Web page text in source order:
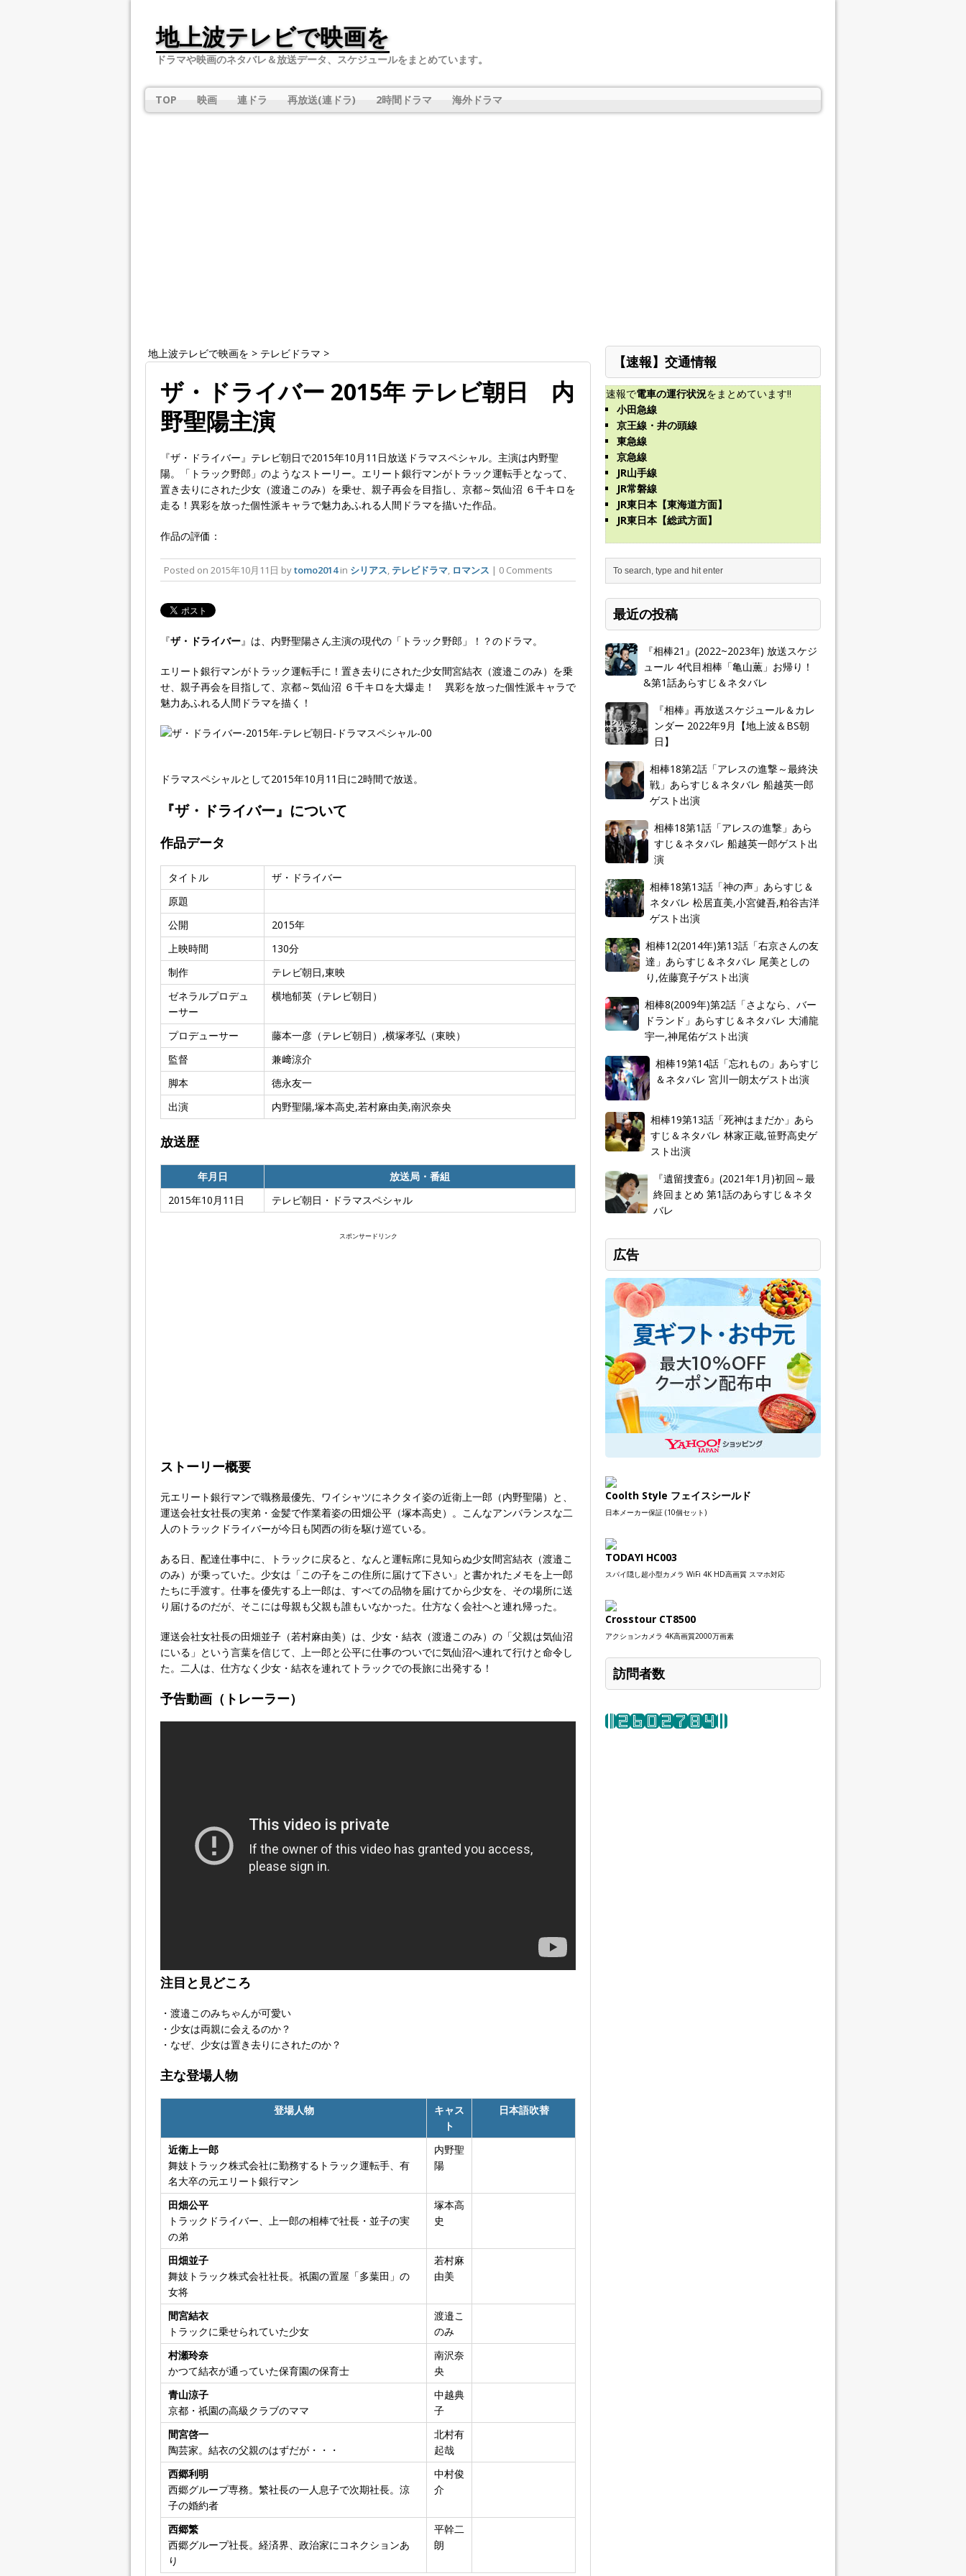
地上波テレビで映画を
ドラマや映画のネタバレ＆放送データ、スケジュールをまとめています。
TOP 映画 連ドラ 再放送(連ドラ) 2時間ドラマ 海外ドラマ
地上波テレビで映画を > テレビドラマ >
ザ・ドライバー 2015年 テレビ朝日 内
野聖陽主演
『ザ・ドライバー』テレビ朝日で2015年10月11日放送ドラマスペシャル。主演は内野聖
陽。「トラック野郎」のようなストーリー。エリート銀行マンがトラック運転手となって、
置き去りにされた少女（渡邉このみ）を乗せ、親子再会を目指し、京都～気仙沼 ６千キロを
走る！異彩を放った個性派キャラで魅力あふれる人間ドラマを描いた作品。
作品の評価：
Posted on 2015年10月11日 bytomo2014in シリアス, テレビドラマ, ロマンス | 0 Comments
『ザ・ドライバー』は、内野聖陽さん主演の現代の「トラック野郎」！？のドラマ。
エリート銀行マンがトラック運転手に！置き去りにされた少女間宮結衣（渡邉このみ）を乗
せ、親子再会を目指して、京都～気仙沼 ６千キロを大爆走！ 異彩を放った個性派キャラで
魅力あふれる人間ドラマを描く！
ドラマスペシャルとして2015年10月11日に2時間で放送。
『ザ・ドライバー』について
作品データ
タイトル
ザ・ドライバー
原題
公開
2015年
上映時間
130分
制作
テレビ朝日,東映
ゼネラルプロデュ
ーサー
横地郁英（テレビ朝日）
プロデューサー
藤本一彦（テレビ朝日）,横塚孝弘（東映）
監督
兼﨑涼介
脚本
徳永友一
出演
内野聖陽,塚本高史,若村麻由美,南沢奈央
放送歴
年月日
放送局・番組
2015年10月11日
テレビ朝日・ドラマスペシャル
スポンサードリンク
ストーリー概要
元エリート銀行マンで職務最優先、ワイシャツにネクタイ姿の近衛上一郎（内野聖陽）と、
運送会社女社長の実弟・金髪で作業着姿の田畑公平（塚本高史）。こんなアンバランスな二
人のトラックドライバーが今日も関西の街を駆け巡ている。
ある日、配達仕事中に、トラックに戻ると、なんと運転席に見知らぬ少女間宮結衣（渡邉こ
のみ）が乗っていた。少女は「この子をこの住所に届けて下さい」と書かれたメモを上一郎
たちに手渡す。仕事を優先する上一郎は、すべての品物を届けてから少女を、その場所に送
り届けるのだが、そこには母親も父親も誰もいなかった。仕方なく会社へと連れ帰った。
運送会社女社長の田畑並子（若村麻由美）は、少女・結衣（渡邉このみ）の「父親は気仙沼
にいる」という言葉を信じて、上一郎と公平に仕事のついでに気仙沼へ連れて行けと命令し
た。二人は、仕方なく少女・結衣を連れてトラックでの長旅に出発する！
予告動画（トレーラー）
注目と見どころ
・渡邉このみちゃんが可愛い
・少女は両親に会えるのか？
・なぜ、少女は置き去りにされたのか？
主な登場人物
登場人物
キャス
ト
日本語吹替
近衛上一郎
舞妓トラック株式会社に勤務するトラック運転手、有
名大卒の元エリート銀行マン
内野聖
陽
田畑公平
トラックドライバー、上一郎の相棒で社長・並子の実
の弟
塚本高
史
田畑並子
舞妓トラック株式会社社長。祇園の置屋「多葉田」の
女将
若村麻
由美
間宮結衣
トラックに乗せられていた少女
渡邉こ
のみ
村瀬玲奈
かつて結衣が通っていた保育園の保育士
南沢奈
央
青山涼子
京都・祇園の高級クラブのママ
中越典
子
間宮啓一
陶芸家。結衣の父親のはずだが・・・
北村有
起哉
西郷利明
西郷グループ専務。繁社長の一人息子で次期社長。涼
子の婚約者
中村俊
介
西郷繁
西郷グループ社長。経済界、政治家にコネクションあ
り
平幹二
朗
【速報】交通情報
速報で電車の運行状況をまとめています!!
小田急線
京王線・井の頭線
東急線
京急線
JR山手線
JR常磐線
JR東日本【東海道方面】
JR東日本【総武方面】
最近の投稿
『相棒21』(2022~2023年) 放送スケジ
ュール 4代目相棒「亀山薫」お帰り！
&第1話あらすじ＆ネタバレ
『相棒』再放送スケジュール＆カレ
ンダー 2022年9月【地上波＆BS朝
日】
相棒18第2話「アレスの進撃～最終決
戦」あらすじ＆ネタバレ 船越英一郎
ゲスト出演
相棒18第1話「アレスの進撃」あら
すじ＆ネタバレ 船越英一郎ゲスト出
演
相棒18第13話「神の声」あらすじ＆
ネタバレ 松居直美,小宮健吾,粕谷吉洋
ゲスト出演
相棒12(2014年)第13話「右京さんの友
達」あらすじ＆ネタバレ 尾美としの
り,佐藤寛子ゲスト出演
相棒8(2009年)第2話「さよなら、バー
ドランド」あらすじ＆ネタバレ 大浦龍
宇一,神尾佑ゲスト出演
相棒19第14話「忘れもの」あらすじ
＆ネタバレ 宮川一朗太ゲスト出演
相棒19第13話「死神はまだか」あら
すじ＆ネタバレ 林家正蔵,笹野高史ゲ
スト出演
『遺留捜査6』(2021年1月)初回～最
終回まとめ 第1話のあらすじ＆ネタ
バレ
広告
Coolth Style フェイスシールド
日本メーカー保証 (10個セット)
TODAYI HC003
スパイ隠し超小型カメラ WiFi 4K HD高画質 スマホ対応
Crosstour CT8500
アクションカメラ 4K高画質2000万画素
訪問者数